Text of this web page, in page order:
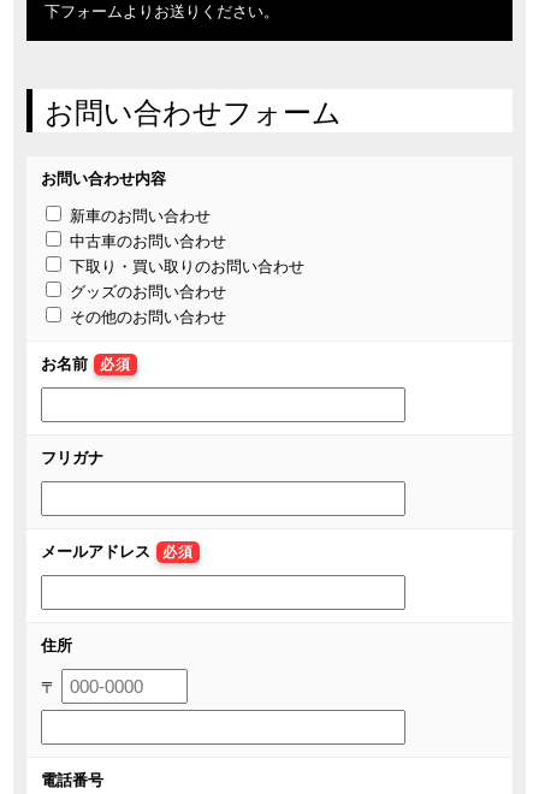
下フォームよりお送りください。
お問い合わせフォーム
お問い合わせ内容
新車のお問い合わせ
中古車のお問い合わせ
下取り・買い取りのお問い合わせ
グッズのお問い合わせ
その他のお問い合わせ
お名前 必須
フリガナ
メールアドレス 必須
住所
〒
電話番号